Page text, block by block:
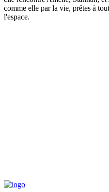
comme elle par la vie, prêtes à
l'espace.